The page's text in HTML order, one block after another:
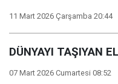
11 Mart 2026 Çarşamba 20:44
DÜNYAYI TAŞIYAN
07 Mart 2026 Cumartesi 08:52